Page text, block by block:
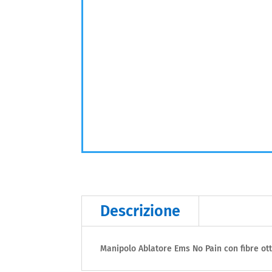
Descrizione
Manipolo Ablatore Ems No Pain con fibre